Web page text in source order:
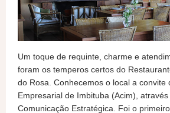
Um toque de requinte, charme e
foram os temperos certos do
do Rosa. Conhecemos o local a convite
Empresarial de Imbituba (Acim),
Comunicação Estratégica. Foi o